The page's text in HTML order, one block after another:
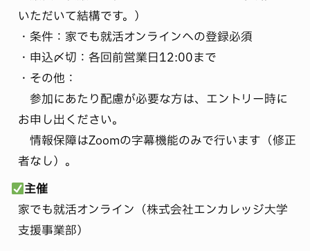
いただいて結構です。）
・条件：家でも就活オンラインへの登録必須
・申込〆切：各回前営業日12:00まで
・その他：
参加にあたり配慮が必要な方は、エントリー時に
お申し出ください。
情報保障はZoomの字幕機能のみで行います（修正
者なし）。
主催
家でも就活オンライン（株式会社エンカレッジ大学
支援事業部）